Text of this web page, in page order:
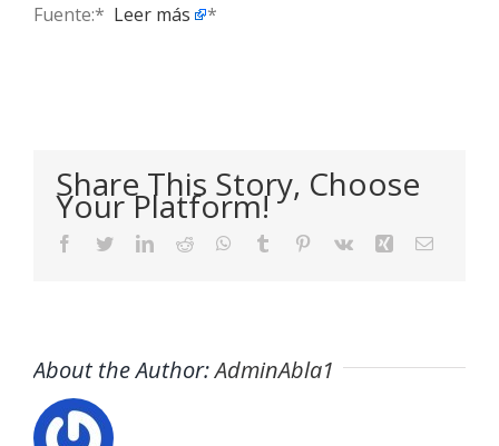
Fuente:* ​ Leer más *
Share This Story, Choose
Your Platform!
Facebook
TwitterLinkedIn
Reddit WhatsApp
Tumblr Pinterest
Vk Xing Email
About the Author:AdminAbla1